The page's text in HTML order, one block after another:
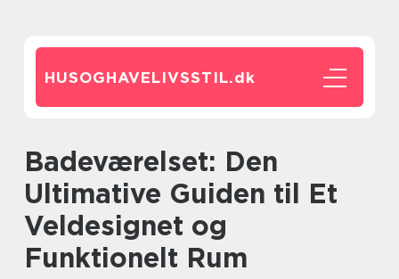
HUSOGHAVELIVSSTIL.dk
Badeværelset: Den
Ultimative Guiden til Et
Veldesignet og
Funktionelt Rum